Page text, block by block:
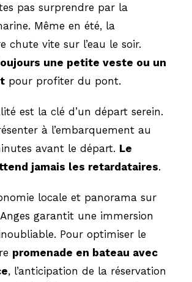
pas surprendre par la
Même en été, la
chute vite sur l’eau le soir.
une petite veste ou un
pour profiter du pont.
est la clé d’un départ serein.
à l’embarquement au
avant le départ. Le
jamais les retardataires.
locale et panorama sur
garantit une immersion
Pour optimiser le
promenade en bateau avec
, l’anticipation de la réservation